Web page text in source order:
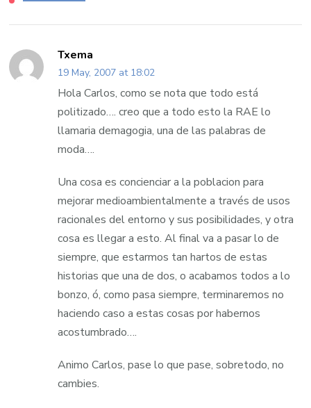
Txema
19 May, 2007 at 18:02
Hola Carlos, como se nota que todo está
politizado…. creo que a todo esto la RAE lo
llamaria demagogia, una de las palabras de
moda….
Una cosa es concienciar a la poblacion para
mejorar medioambientalmente a través de usos
racionales del entorno y sus posibilidades, y otra
cosa es llegar a esto. Al final va a pasar lo de
siempre, que estarmos tan hartos de estas
historias que una de dos, o acabamos todos a lo
bonzo, ó, como pasa siempre, terminaremos no
haciendo caso a estas cosas por habernos
acostumbrado….
Animo Carlos, pase lo que pase, sobretodo, no
cambies.